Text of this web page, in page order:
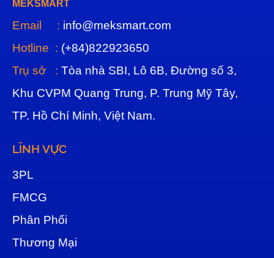
MEKSMART
Email : info@meksmart.com
Hotline : (+84)822923650
Trụ sở : Tòa nhà SBI, Lô 6B, Đường số 3,
Khu CVPM Quang Trung, P. Trung Mỹ Tây,
TP. Hồ Chí Minh, Việt Nam.
LĨNH VỰC
3PL
FMCG
Phân Phối
Thương Mại